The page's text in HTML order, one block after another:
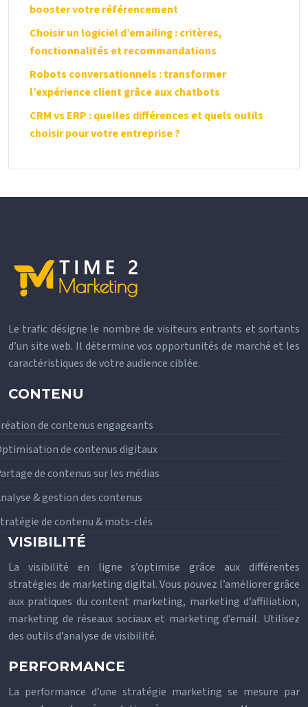
booster votre référencement
Choisir un logiciel d’emailing : critères,
fonctionnalités et recommandations
Robots conversationnels : transformer
l’expérience client grâce aux chatbots
CRM vs ERP : quelles différences et quels outils
choisir pour votre entreprise ?
Le trafic désigne le nombre de visiteurs entrants et sortants
d’un site web. Il détermine vos opportunités de marché et les
caractéristiques de votre audience ciblée.
CONTENU
de contenus engageants
de contenus digitaux
de contenus sur les médias
& gestion des contenus
de contenu & mots-clés
VISIBILITÉ
La visibilité en ligne s’optimise grâce aux différentes
stratégies de marketing digital. Vous pouvez l’améliorer grâce
aux pratiques du content marketing, marketing d’affiliation,
marketing de réseaux sociaux et marketing d’email. Utilisez
des outils d’analyse de visibilité.
PERFORMANCE
La performance d’une stratégie marketing se mesure par